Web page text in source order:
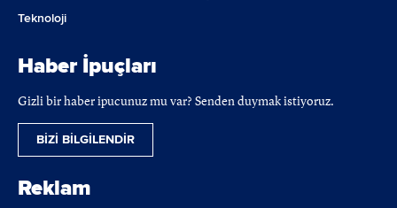
Teknoloji
Haber İpuçları
Gizli bir haber ipucunuz mu var? Senden duymak istiyoruz.
BİZİ BİLGİLENDİR
Reklam